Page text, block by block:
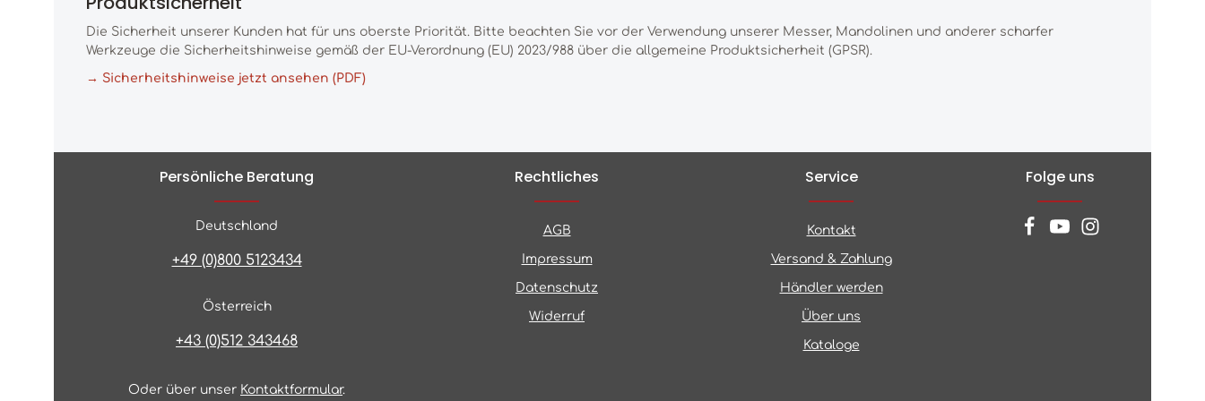
Die Sicherheit unserer Kunden hat für uns oberste Priorität. Bitte beachten Sie vor der Verwendung unserer Messer, Mandolinen und anderer scharfer
Werkzeuge die Sicherheitshinweise gemäß der EU-Verordnung (EU) 2023/988 über die allgemeine Produktsicherheit (GPSR).
→ Sicherheitshinweise jetzt ansehen (PDF)
Persönliche Beratung
Deutschland
+49 (0)800 5123434
Österreich
+43 (0)512 343468
Oder über unser Kontaktformular.
Rechtliches
AGB
Impressum
Datenschutz
Widerruf
Service
Kontakt
Versand & Zahlung
Händler werden
Über uns
Kataloge
Folge uns